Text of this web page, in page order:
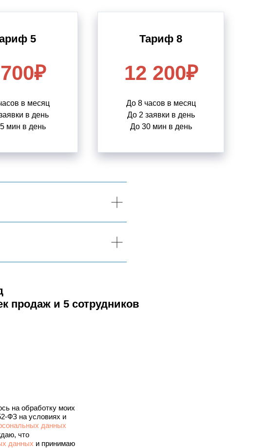
5
в месяц
в день
мин в день
Тариф 8
12 200₽
До 8 часов в месяц
До 2 заявки в день
До 30 мин в день
продаж и 5 сотрудников
на обработку моих
ФЗ на условиях и
данных
что
данных и принимаю